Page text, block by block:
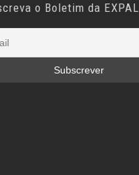
o Boletim da EXPAL